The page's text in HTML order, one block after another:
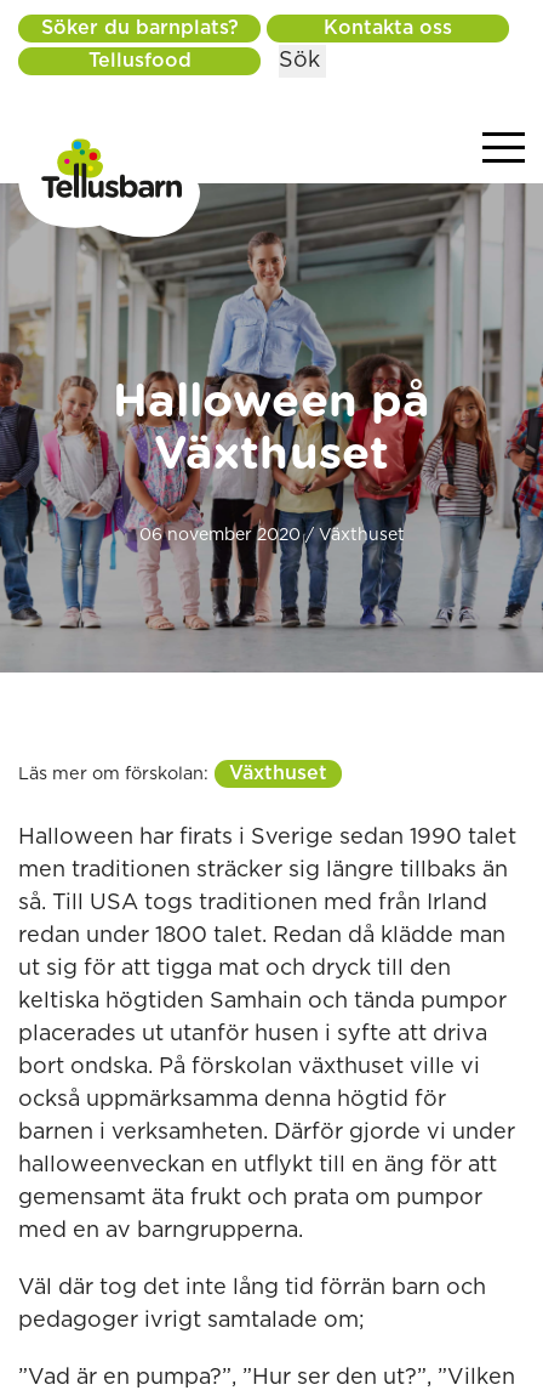
Söker du barnplats?
Kontakta oss
Tellusfood
Sök
Halloween på
Växthuset
06 november 2020 / Växthuset
Läs mer om förskolan: Växthuset
Halloween har firats i Sverige sedan 1990 talet
men traditionen sträcker sig längre tillbaks än
så. Till USA togs traditionen med från Irland
redan under 1800 talet. Redan då klädde man
ut sig för att tigga mat och dryck till den
keltiska högtiden Samhain och tända pumpor
placerades ut utanför husen i syfte att driva
bort ondska. På förskolan växthuset ville vi
också uppmärksamma denna högtid för
barnen i verksamheten. Därför gjorde vi under
halloweenveckan en utflykt till en äng för att
gemensamt äta frukt och prata om pumpor
med en av barngrupperna.
Väl där tog det inte lång tid förrän barn och
pedagoger ivrigt samtalade om;
”Vad är en pumpa?”, ”Hur ser den ut?”, ”Vilken